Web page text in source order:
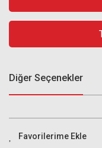
Diğer Seçenekler